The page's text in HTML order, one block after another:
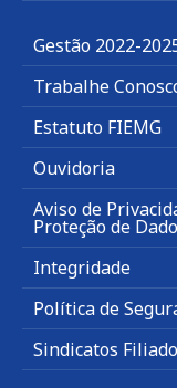
Gestão 2022-
Trabalhe
Estatuto FIEMG
Ouvidoria
Aviso de
Proteção de
Integridade
Política de
Sindicatos